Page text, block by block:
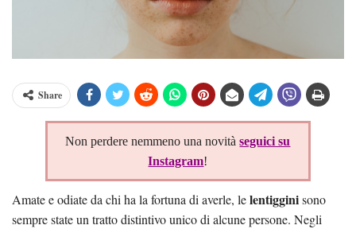
Share
Non perdere nemmeno una novitàseguici su
Instagram!
Amate e odiate da chi ha la fortuna di averle, lelentigginisono
sempre state un tratto distintivo unico di alcune persone. Negli